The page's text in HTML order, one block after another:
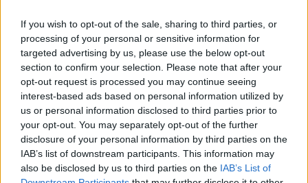
If you wish to opt-out of the sale, sharing to third parties, or
processing of your personal or sensitive information for
targeted advertising by us, please use the below opt-out
section to confirm your selection. Please note that after your
opt-out request is processed you may continue seeing
interest-based ads based on personal information utilized by
us or personal information disclosed to third parties prior to
your opt-out. You may separately opt-out of the further
disclosure of your personal information by third parties on the
IAB’s list of downstream participants. This information may
also be disclosed by us to third parties on the IAB’s List of
tenne lontano dalla Costa Smeralda